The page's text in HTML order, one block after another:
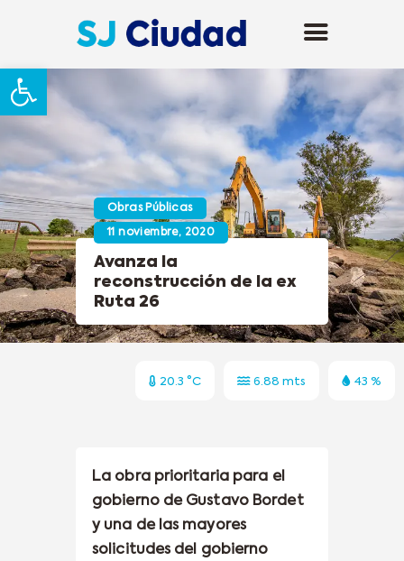
Abrir barra de herramientas
Obras Públicas
11 noviembre, 2020
Avanza la
reconstrucción de la ex
Ruta 26
20.3 °C 6.88 mts 43 %
La obra prioritaria para el
gobierno de Gustavo Bordet
y una de las mayores
solicitudes del gobierno